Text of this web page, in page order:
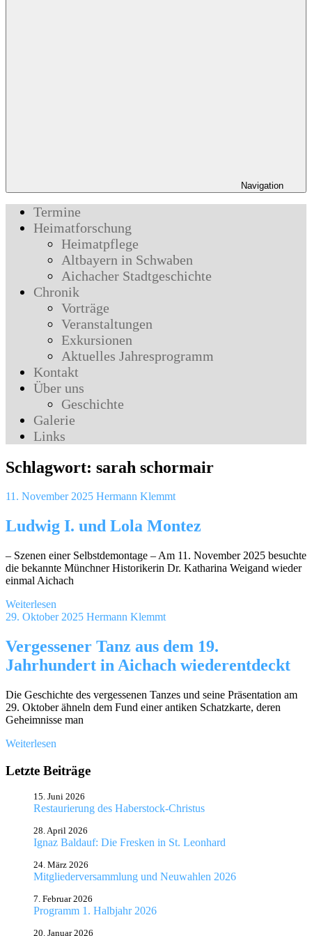
Navigation
Termine
Heimatforschung
Heimatpflege
Altbayern in Schwaben
Aichacher Stadtgeschichte
Chronik
Vorträge
Veranstaltungen
Exkursionen
Aktuelles Jahresprogramm
Kontakt
Über uns
Geschichte
Galerie
Links
Schlagwort: sarah schormair
11. November 2025 Hermann Klemmt
Ludwig I. und Lola Montez
– Szenen einer Selbstdemontage – Am 11. November 2025 besuchte
die bekannte Münchner Historikerin Dr. Katharina Weigand wieder
einmal Aichach
Weiterlesen
29. Oktober 2025 Hermann Klemmt
Vergessener Tanz aus dem 19.
Jahrhundert in Aichach wiederentdeckt
Die Geschichte des vergessenen Tanzes und seine Präsentation am
29. Oktober ähneln dem Fund einer antiken Schatzkarte, deren
Geheimnisse man
Weiterlesen
Letzte Beiträge
Restaurierung des Haberstock-Christus
15. Juni 2026
Ignaz Baldauf: Die Fresken in St. Leonhard
28. April 2026
Mitgliederversammlung und Neuwahlen 2026
24. März 2026
Programm 1. Halbjahr 2026
7. Februar 2026
20. Januar 2026